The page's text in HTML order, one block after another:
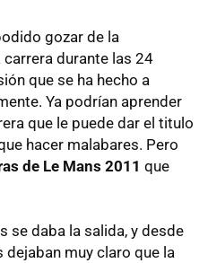
gozar de la
durante las 24
que se ha hecho a
Ya podrían aprender
que le puede dar el titulo
hacer malabares. Pero
de Le Mans 2011 que
se daba la salida, y desde
muy claro que la